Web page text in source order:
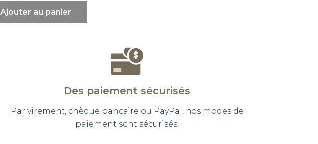
Ajouter au panier
Des paiement sécurisés
Par virement, chèque bancaire ou PayPal, nos modes de
paiement sont sécurisés.